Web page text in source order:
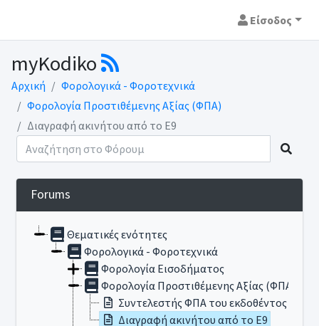
Είσοδος
myKodiko
Αρχική
Φορολογικά - Φοροτεχνικά
Φορολογία Προστιθέμενης Αξίας (ΦΠΑ)
Διαγραφή ακινήτου από το Ε9
Forums
Θεματικές ενότητες
Φορολογικά - Φοροτεχνικά
Φορολογία Εισοδήματος
Φορολογία Προστιθέμενης Αξίας (ΦΠΑ)
Συντελεστής ΦΠΑ του εκδοθέντος
Διαγραφή ακινήτου από το Ε9